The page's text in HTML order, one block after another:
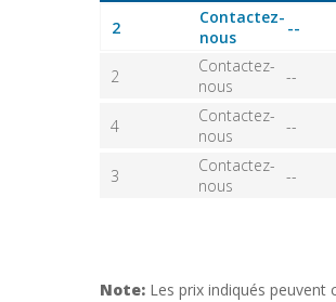
2
Contactez-
nous
--
2
Contactez-
nous
--
4
Contactez-
nous
--
3
Contactez-
nous
--
Note: Les prix indiqués peuvent